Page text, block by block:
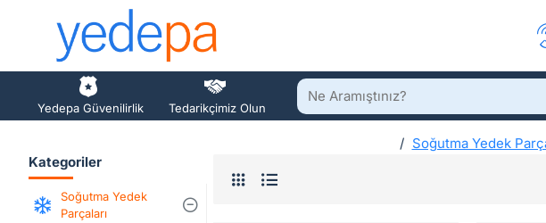
Yedepa Güvenilirlik Tedarikçimiz Olun
Ne
Aramıştınız?
Soğutma Yedek
Kategoriler
Soğutma Yedek
Parçaları